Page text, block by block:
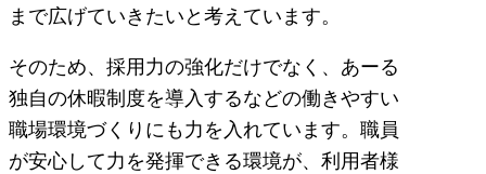
まで広げていきたいと考えています。
そのため、採用力の強化だけでなく、あーる
独自の休暇制度を導入するなどの働きやすい
職場環境づくりにも力を入れています。職員
が安心して力を発揮できる環境が、利用者様